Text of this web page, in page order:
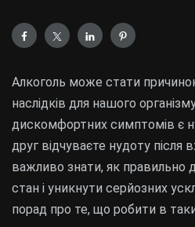
Алкоголь може стати
наслідків для нашого
дискомфортних симптомів є
друг відчуваєте нудоту після
важливо знати, як правильно
стан і уникнути серйозних
порад про те, що робити в